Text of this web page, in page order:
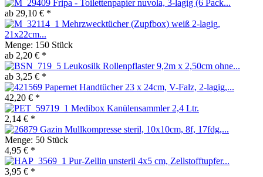
Fripa - Toilettenpapier nuvola, 3-lagig (6 Pack...
ab 29,10 € *
Mehrzwecktücher (Zupfbox) weiß 2-lagig,
21x22cm...
Menge: 150 Stück
ab 2,20 € *
Leukosilk Rollenpflaster 9,2m x 2,50cm ohne...
ab 3,25 € *
Papernet Handtücher 23 x 24cm, V-Falz, 2-lagig,...
42,20 € *
Medibox Kanülensammler 2,4 Ltr.
2,14 € *
Gazin Mullkompresse steril, 10x10cm, 8f, 17fdg,...
Menge: 50 Stück
4,95 € *
Pur-Zellin unsteril 4x5 cm, Zellstofftupfer...
3,95 € *